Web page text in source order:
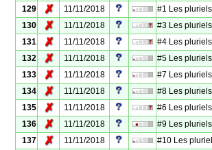
129
✗ 11/11/2018
#1 Les
130
✗ 11/11/2018
#3 Les
131
✗ 11/11/2018
#4 Les
132
✗ 11/11/2018
#5 Les
133
✗ 11/11/2018
#7 Les
134
✗ 11/11/2018
#8 Les
135
✗ 11/11/2018
#6 Les
136
✗ 11/11/2018
#9 Les
137
✗ 11/11/2018
#10 Les